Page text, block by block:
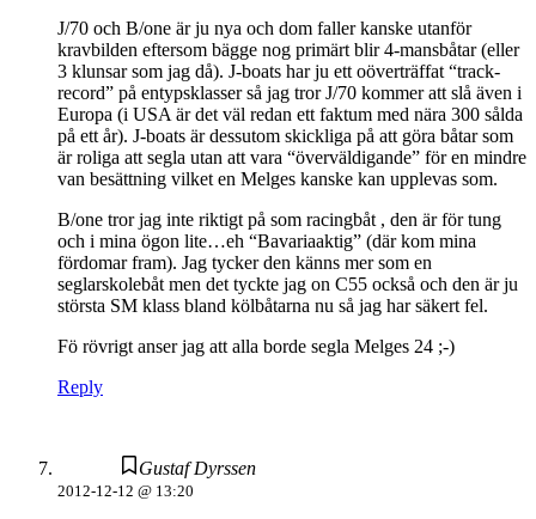
J/70 och B/one är ju nya och dom faller kanske utanför
kravbilden eftersom bägge nog primärt blir 4-mansbåtar (eller
3 klunsar som jag då). J-boats har ju ett oöverträffat “track-
record” på entypsklasser så jag tror J/70 kommer att slå även i
Europa (i USA är det väl redan ett faktum med nära 300 sålda
på ett år). J-boats är dessutom skickliga på att göra båtar som
är roliga att segla utan att vara “överväldigande” för en mindre
van besättning vilket en Melges kanske kan upplevas som.
B/one tror jag inte riktigt på som racingbåt , den är för tung
och i mina ögon lite…eh “Bavariaaktig” (där kom mina
fördomar fram). Jag tycker den känns mer som en
seglarskolebåt men det tyckte jag on C55 också och den är ju
största SM klass bland kölbåtarna nu så jag har säkert fel.
Fö rövrigt anser jag att alla borde segla Melges 24 ;-)
Reply
Gustaf Dyrssen
2012-12-12 @ 13:20